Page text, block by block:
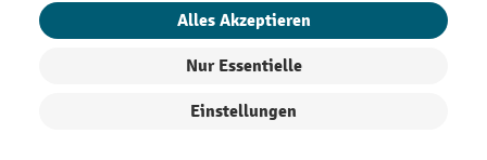
eingelöst werden. Die Höhe des Rabatts variiert je nach
Produktkategorie und beträgt bis zu 10 % (10 % auf Lager, Umwelt,
Heben | 7% auf Büro). Ausgenommen sind Elektro-Hubwagen,
Ausschluss von Werkzeug. Gilt nicht auf Sonderpreise. Kombination